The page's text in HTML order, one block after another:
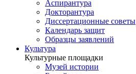
Аспирантура
Докторантура
Диссертационные советы
Календарь защит
Образцы заявлений
Культура
Культурные площадки
Музей истории